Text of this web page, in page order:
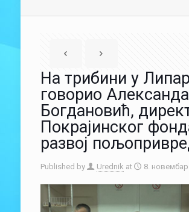
На трибини у
говорио
Богдановић,
Покрајинског
развој
Published by Urednik at 8. новембар